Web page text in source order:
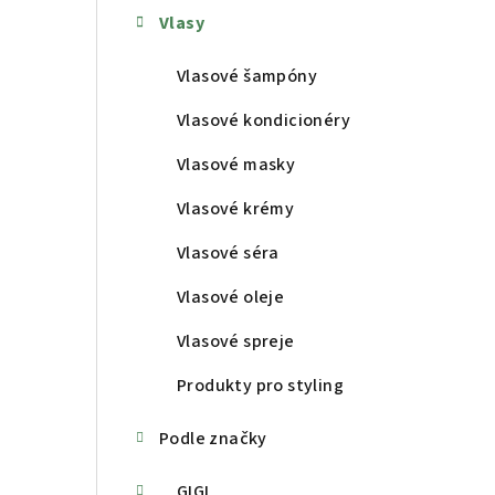
Vlasy
Vlasové šampóny
Vlasové kondicionéry
Vlasové masky
Vlasové krémy
Vlasové séra
Vlasové oleje
Vlasové spreje
Produkty pro styling
Podle značky